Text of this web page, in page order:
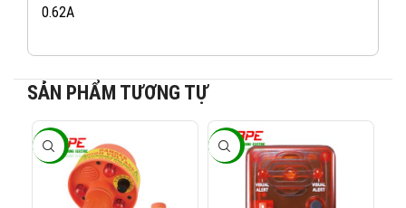
0.62A
SẢN PHẨM TƯƠNG TỰ
-26% -26%
KINH DOANH 3: 0824 927 568
0823 944 186